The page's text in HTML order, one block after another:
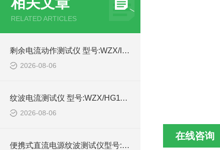
RELATED ARTICLES
剩余电流动作测试仪 型号:WZX/IDB-4的详细介绍
2026-08-06
纹波电流测试仪 型号:WZX/HG1100-10A库号：M414989的简单介绍
2026-08-06
便携式直流电源纹波测试仪型号:WZX/DYWB-260的简单介绍
在线咨询